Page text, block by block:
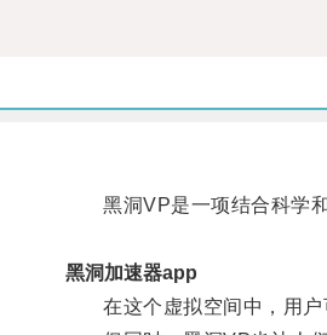
黑洞VP是一项结合科学和
黑洞加速器app
在这个虚拟空间中，用户